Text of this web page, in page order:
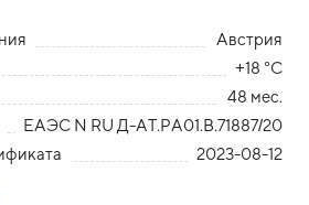
Австрия
+18 °С
48 мес.
ЕАЭС N RU Д-АТ.РА01.В.71887/20
2023-08-12